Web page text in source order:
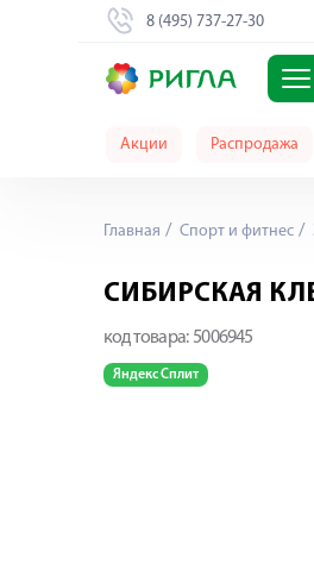
8 (495) 737-27-30
Акции Распродажа
Главная Спорт и фитнес
СИБИРСКАЯ
код товара: 5006945
Яндекс Сплит